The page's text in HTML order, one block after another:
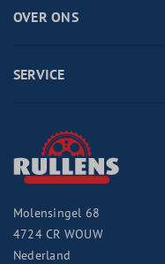
OVER ONS
SERVICE
Molensingel 68
4724 CR WOUW
Nederland